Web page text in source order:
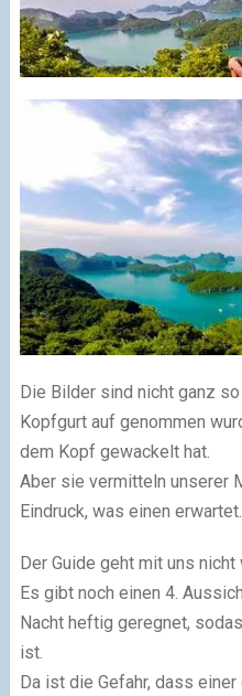
Die Bilder sind nicht ganz
Kopfgurt auf genommen
dem Kopf gewackelt hat.
Aber sie vermitteln unserer
Eindruck, was einen erwartet.
Der Guide geht mit uns nicht
Es gibt noch einen 4.
Nacht heftig geregnet,
ist.
Da ist die Gefahr, dass